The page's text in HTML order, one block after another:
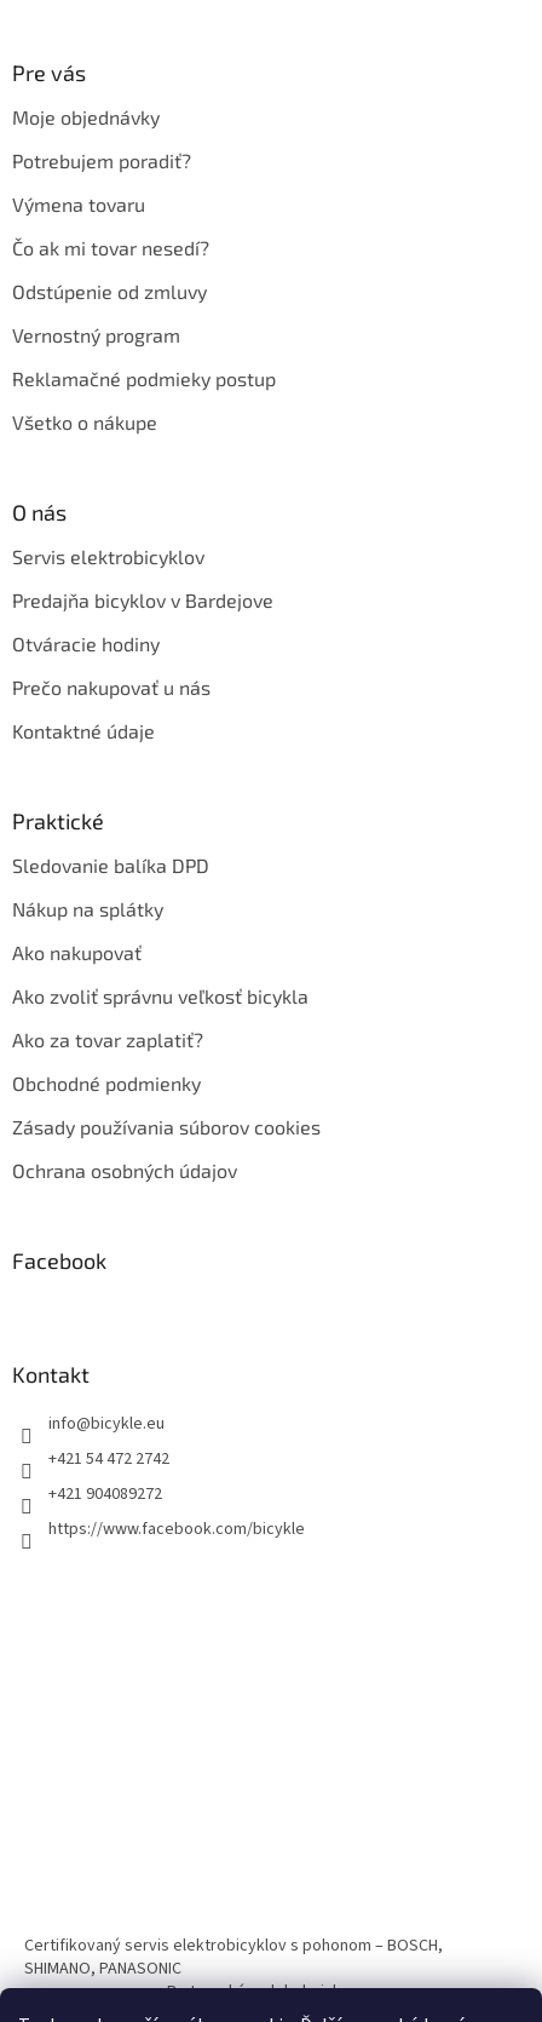
Pre vás
Moje objednávky
Potrebujem poradiť?
Výmena tovaru
Čo ak mi tovar nesedí?
Odstúpenie od zmluvy
Vernostný program
Reklamačné podmieky postup
Všetko o nákupe
O nás
Servis elektrobicyklov
Predajňa bicyklov v Bardejove
Otváracie hodiny
Prečo nakupovať u nás
Kontaktné údaje
Praktické
Sledovanie balíka DPD
Nákup na splátky
Ako nakupovať
Ako zvoliť správnu veľkosť bicykla
Ako za tovar zaplatiť?
Obchodné podmienky
Zásady používania súborov cookies
Ochrana osobných údajov
Facebook
Kontakt
info@bicykle.eu
+421 54 472 2742
+421 904089272
https://www.facebook.com/bicykle
Certifikovaný servis elektrobicyklov s pohonom – BOSCH,
SHIMANO, PANASONIC
Partnerský web hokejshop.eu